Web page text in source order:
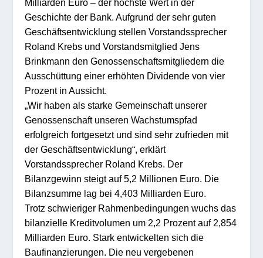
Geschichte der Bank. Aufgrund der sehr guten
Geschäftsentwicklung stellen Vorstandssprecher
Roland Krebs und Vorstandsmitglied Jens
Brinkmann den Genossenschaftsmitgliedern die
Ausschüttung einer erhöhten Dividende von vier
Prozent in Aussicht.
„Wir haben als starke Gemeinschaft unserer
Genossenschaft unseren Wachstumspfad
erfolgreich fortgesetzt und sind sehr zufrieden mit
der Geschäftsentwicklung“, erklärt
Vorstandssprecher Roland Krebs. Der
Bilanzgewinn steigt auf 5,2 Millionen Euro. Die
Bilanzsumme lag bei 4,403 Milliarden Euro.
Trotz schwieriger Rahmenbedingungen wuchs das
bilanzielle Kreditvolumen um 2,2 Prozent auf 2,854
Milliarden Euro. Stark entwickelten sich die
Baufinanzierungen. Die neu vergebenen